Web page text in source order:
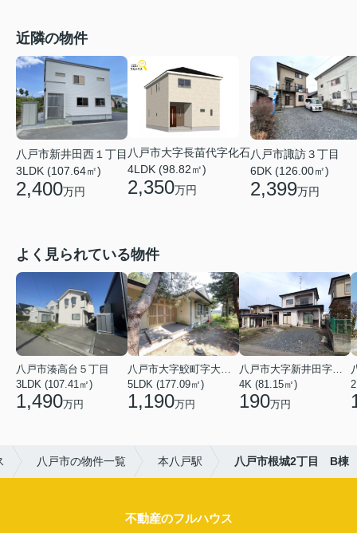
近隣の物件
八戸市新井田西１丁目
3LDK (107.64㎡)
2,400万円
八戸市大字長苗代字化石
4LDK (98.82㎡)
2,350万円
八戸市諏訪３丁目
6DK (126.00㎡)
2,399万円
よく見られている物件
八戸市湊高台５丁目
3LDK (107.41㎡)
1,490万円
八戸市大字鮫町字大草離
5LDK (177.09㎡)
1,190万円
八戸市大字新井田字塩入
4K (81.15㎡)
190万円
八戸市の物件一覧 本八戸駅 八戸市根城2丁目 B棟
不動産のフルハウス